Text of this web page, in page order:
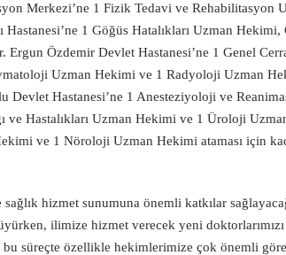
Merkezi’ne 1 Fizik Tedavi ve Rehabilitasyon
1 Göğüs Hatalıkları Uzman Hekimi,
Özdemir Devlet Hastanesi’ne 1 Genel
Uzman Hekimi ve 1 Radyoloji Uzman
Devlet Hastanesi’ne 1 Anesteziyoloji ve
ve Hastalıkları Uzman Hekimi ve 1 Üroloji
ve 1 Nöroloji Uzman Hekimi ataması için
hizmet sunumuna önemli katkılar
ilimize hizmet verecek yeni
süreçte özellikle hekimlerimize çok önemli